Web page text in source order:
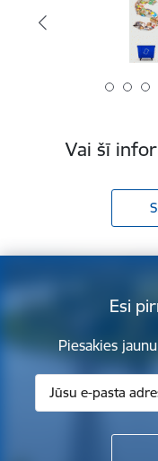
Vai šī
Esi
Piesakies